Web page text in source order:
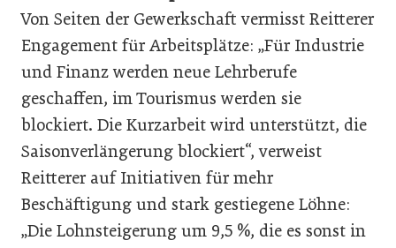
Von Seiten der Gewerkschaft vermisst Reitterer
Engagement für Arbeitsplätze: „Für Industrie
und Finanz werden neue Lehrberufe
geschaffen, im Tourismus werden sie
blockiert. Die Kurzarbeit wird unterstützt, die
Saisonverlängerung blockiert“, verweist
Reitterer auf Initiativen für mehr
Beschäftigung und stark gestiegene Löhne:
„Die Lohnsteigerung um 9,5 %, die es sonst in